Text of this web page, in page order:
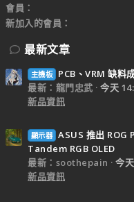
會員
新加入的會員
最新文章
主機板
PCB、VRM 缺料
最新：龍門忠武
今天
新品資訊
顯示器 ASUS 推出 ROG
Tandem RGB OLED
最新：soothepain
今
新品資訊